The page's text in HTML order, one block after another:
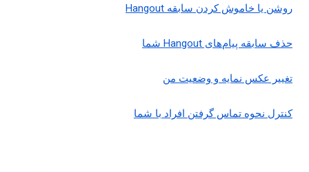
روشن یا خاموش کردن سابقه Hangout
حذف سابقه پیام‌های Hangout شما
تغییر عکس نمایه و وضعیت من
کنترل نحوه تماس گرفتن افراد با شما